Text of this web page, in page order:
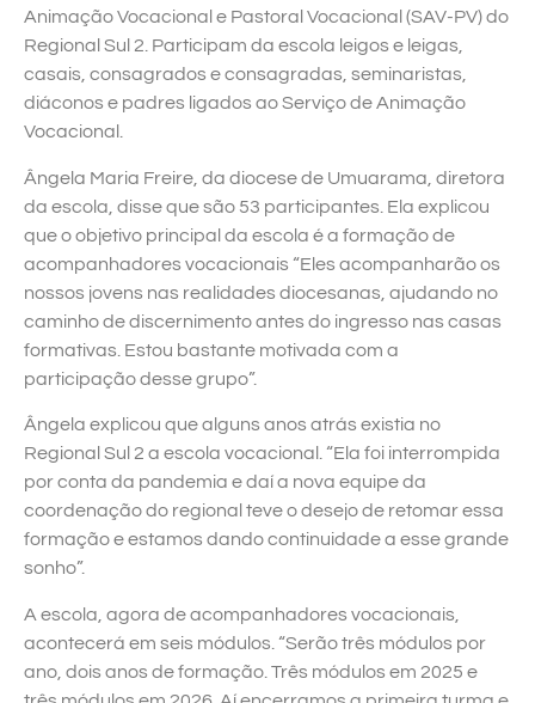
Animação Vocacional e Pastoral Vocacional (SAV-PV) do
Regional Sul 2. Participam da escola leigos e leigas,
casais, consagrados e consagradas, seminaristas,
diáconos e padres ligados ao Serviço de Animação
Vocacional.
Ângela Maria Freire, da diocese de Umuarama, diretora
da escola, disse que são 53 participantes. Ela explicou
que o objetivo principal da escola é a formação de
acompanhadores vocacionais “Eles acompanharão os
nossos jovens nas realidades diocesanas, ajudando no
caminho de discernimento antes do ingresso nas casas
formativas. Estou bastante motivada com a
participação desse grupo”.
Ângela explicou que alguns anos atrás existia no
Regional Sul 2 a escola vocacional. “Ela foi interrompida
por conta da pandemia e daí a nova equipe da
coordenação do regional teve o desejo de retomar essa
formação e estamos dando continuidade a esse grande
sonho”.
A escola, agora de acompanhadores vocacionais,
acontecerá em seis módulos. “Serão três módulos por
ano, dois anos de formação. Três módulos em 2025 e